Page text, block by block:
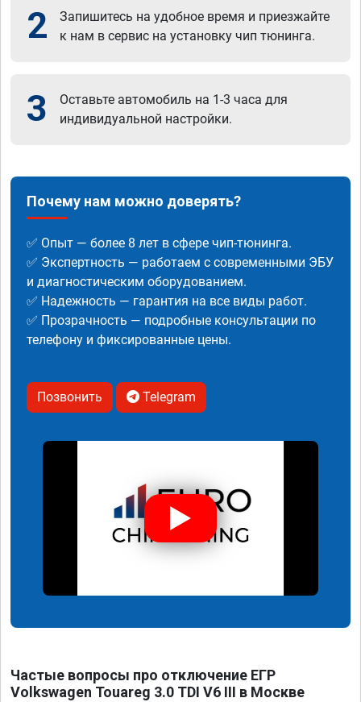
2
Запишитесь на удобное время и приезжайте
к нам в сервис на установку чип тюнинга.
3
Оставьте автомобиль на 1-3 часа для
индивидуальной настройки.
Почему нам можно доверять?
✅ Опыт — более 8 лет в сфере чип-тюнинга.
✅ Экспертность — работаем с современными ЭБУ
и диагностическим оборудованием.
✅ Надежность — гарантия на все виды работ.
✅ Прозрачность — подробные консультации по
телефону и фиксированные цены.
Позвонить Telegram
Частые вопросы про отключение ЕГР
Volkswagen Touareg 3.0 TDI V6 III в Москве